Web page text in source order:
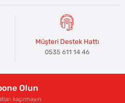
Müşteri Destek Hattı
0535 611 14 46
Olun
kaçırmayın